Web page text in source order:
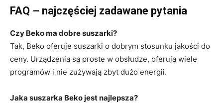
FAQ – najczęściej zadawane pytania
Czy Beko ma dobre suszarki?
Tak, Beko oferuje suszarki o dobrym stosunku jakości do
ceny. Urządzenia są proste w obsłudze, oferują wiele
programów i nie zużywają zbyt dużo energii.
Jaka suszarka Beko jest najlepsza?